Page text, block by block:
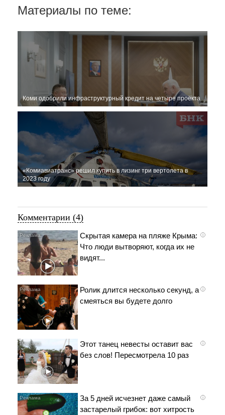
Материалы по теме:
Коми одобрили инфраструктурный кредит на четыре проекта
«Комиавиатранс» решил купить в лизинг три вертолета в
2023 году
Комментарии (4)
i
Скрытая камера на пляже Крыма:
Что люди вытворяют, когда их не
видят...
i
Ролик длится несколько секунд, а
смеяться вы будете долго
i
Этот танец невесты оставит вас
без слов! Пересмотрела 10 раз
i
За 5 дней исчезнет даже самый
застарелый грибок: вот хитрость